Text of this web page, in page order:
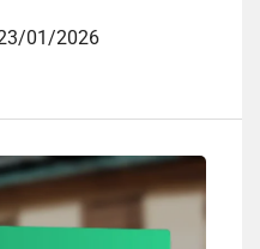
01/2026